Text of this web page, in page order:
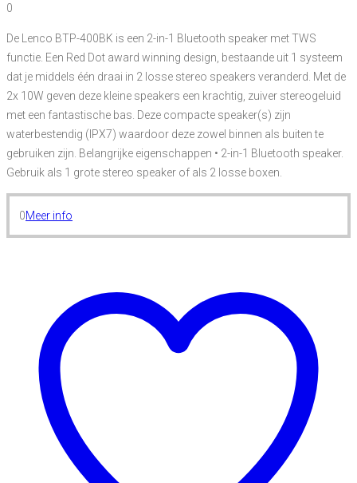
0
De Lenco BTP-400BK is een 2-in-1 Bluetooth speaker met TWS
functie. Een Red Dot award winning design, bestaande uit 1 systeem
dat je middels één draai in 2 losse stereo speakers veranderd. Met de
2x 10W geven deze kleine speakers een krachtig, zuiver stereogeluid
met een fantastische bas. Deze compacte speaker(s) zijn
waterbestendig (IPX7) waardoor deze zowel binnen als buiten te
gebruiken zijn. Belangrijke eigenschappen • 2-in-1 Bluetooth speaker.
Gebruik als 1 grote stereo speaker of als 2 losse boxen.
0Meer info